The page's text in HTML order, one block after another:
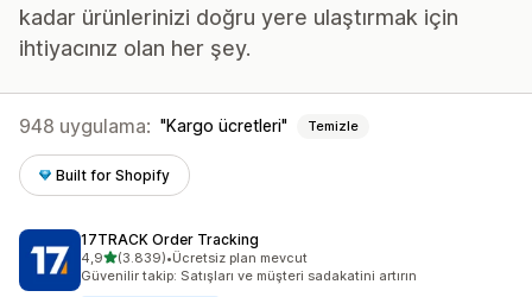
kadar ürünlerinizi doğru yere ulaştırmak için
ihtiyacınız olan her şey.
948 uygulama: Kargo ücretleri Temizle
Built for Shopify
17TRACK Order Tracking
4,95 yıldız üzerinden
(3.839)
toplam 3839 değerlendirme
•Ücretsiz plan mevcut
Güvenilir takip: Satışları ve müşteri sadakatini artırın